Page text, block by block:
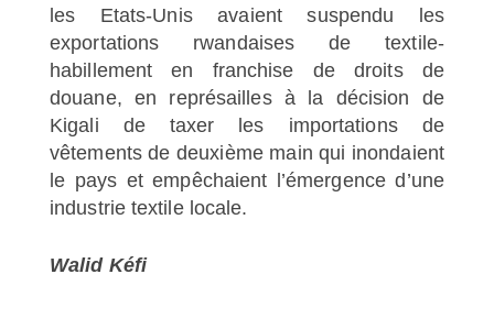
les Etats-Unis avaient suspendu les
exportations rwandaises de textile-
habillement en franchise de droits de
douane, en représailles à la décision de
Kigali de taxer les importations de
vêtements de deuxième main qui inondaient
le pays et empêchaient l’émergence d’une
industrie textile locale.
Walid Kéfi